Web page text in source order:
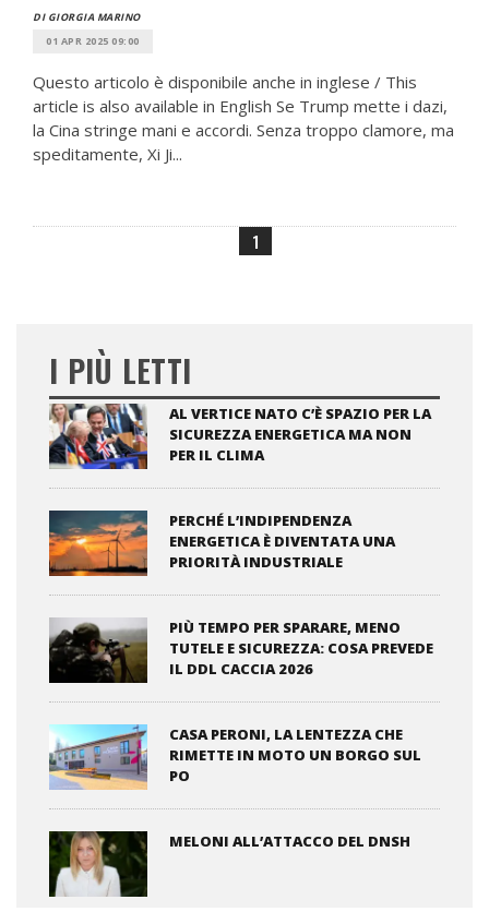
DI GIORGIA MARINO
01 APR 2025 09:00
Questo articolo è disponibile anche in inglese / This
article is also available in English Se Trump mette i dazi,
la Cina stringe mani e accordi. Senza troppo clamore, ma
speditamente, Xi Ji...
1
I PIÙ LETTI
AL VERTICE NATO C’È SPAZIO PER LA
SICUREZZA ENERGETICA MA NON
PER IL CLIMA
PERCHÉ L’INDIPENDENZA
ENERGETICA È DIVENTATA UNA
PRIORITÀ INDUSTRIALE
PIÙ TEMPO PER SPARARE, MENO
TUTELE E SICUREZZA: COSA PREVEDE
IL DDL CACCIA 2026
CASA PERONI, LA LENTEZZA CHE
RIMETTE IN MOTO UN BORGO SUL
PO
MELONI ALL’ATTACCO DEL DNSH